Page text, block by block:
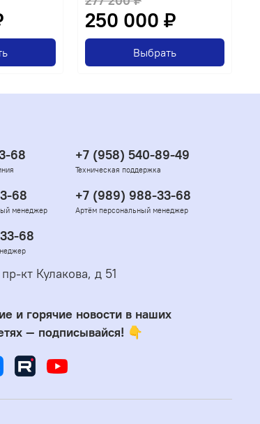
250 000 ₽
Выбрать
68
+7 (958) 540-89-49
Техническая поддержка
68
менеджер
+7 (989) 988-33-68
Артём персональный менеджер
68
кт Кулакова, д 51
и горячие новости в наших
— подписывайся! 👇